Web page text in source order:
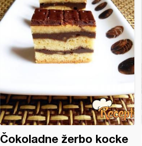
Čokoladne žerbo kocke